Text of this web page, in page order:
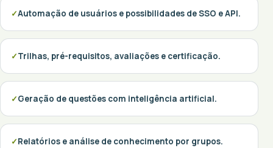
Automação de usuários e possibilidades de SSO e API.
Trilhas, pré-requisitos, avaliações e certificação.
Geração de questões com inteligência artificial.
Relatórios e análise de conhecimento por grupos.